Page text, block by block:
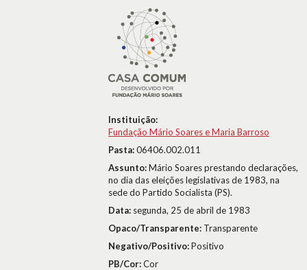
Instituição:
Fundação Mário Soares e Maria Barroso
Pasta:06406.002.011
Assunto:Mário Soares prestando declarações,
no dia das eleições legislativas de 1983, na
sede do Partido Socialista (PS).
Data: segunda, 25 de abril de 1983
Opaco/Transparente: Transparente
Negativo/Positivo:Positivo
PB/Cor:Cor